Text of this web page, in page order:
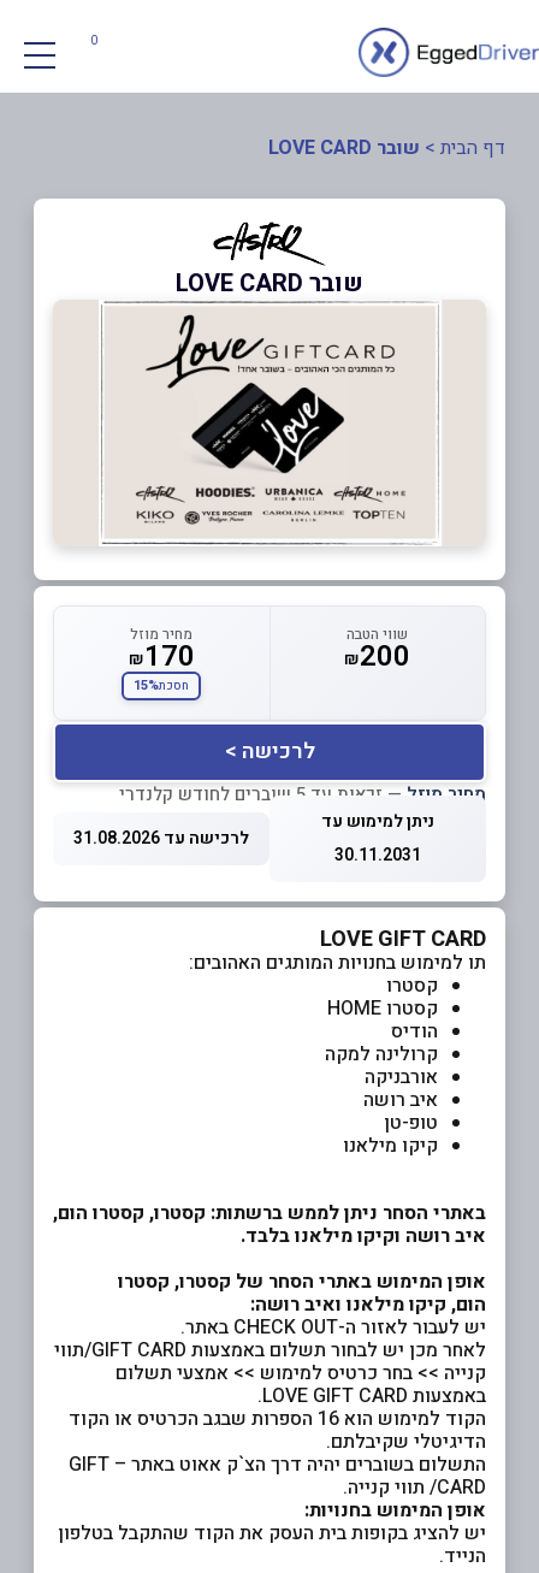
0
דף הבית > שובר LOVE CARD
שובר LOVE CARD
שווי הטבה
₪200
מחיר מוזל
₪170
חסכת15%
לרכישה >
מחיר מוזל — זכאות עד 5 שוברים לחודש קלנדרי
ניתן למימוש עד
30.11.2031
לרכישה עד 31.08.2026
LOVE GIFT CARD
תו למימוש בחנויות המותגים האהובים:
קסטרו
קסטרו HOME
הודיס
קרולינה למקה
אורבניקה
איב רושה
טופ-טן
קיקו מילאנו
באתרי הסחר ניתן לממש ברשתות: קסטרו, קסטרו הום,
איב רושה וקיקו מילאנו בלבד.
אופן המימוש באתרי הסחר של קסטרו, קסטרו
הום, קיקו מילאנו ואיב רושה:
יש לעבור לאזור ה-CHECK OUT באתר.
לאחר מכן יש לבחור תשלום באמצעות GIFT CARD/תווי
קנייה >> בחר כרטיס למימוש >> אמצעי תשלום
באמצעות LOVE GIFT CARD.
הקוד למימוש הוא 16 הספרות שבגב הכרטיס או הקוד
הדיגיטלי שקיבלתם.
התשלום בשוברים יהיה דרך הצ`ק אאוט באתר – GIFT
CARD/ תווי קנייה.
אופן המימוש בחנויות:
יש להציג בקופות בית העסק את הקוד שהתקבל בטלפון
הנייד.